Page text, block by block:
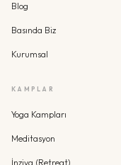
Blog
Basında Biz
Kurumsal
KAMPLAR
Yoga Kampları
Meditasyon
İnziva (Retreat)